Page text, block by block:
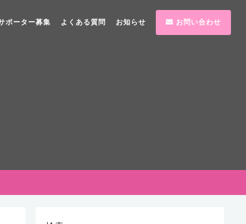
ポーター募集 よくある質問 お知らせ お問い合わせ